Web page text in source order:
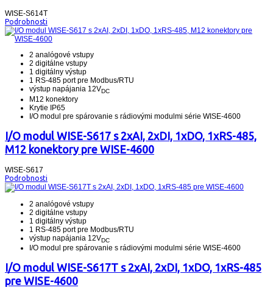
WISE-S614T
Podrobnosti
2 analógové vstupy
2 digitálne vstupy
1 digitálny výstup
1 RS-485 port pre Modbus/RTU
výstup napájania 12VDC
M12 konektory
Krytie IP65
I/O modul pre spárovanie s rádiovými modulmi série WISE-4600
I/O modul WISE-S617 s 2xAI, 2xDI, 1xDO, 1xRS-485,
M12 konektory pre WISE-4600
WISE-S617
Podrobnosti
2 analógové vstupy
2 digitálne vstupy
1 digitálny výstup
1 RS-485 port pre Modbus/RTU
výstup napájania 12VDC
I/O modul pre spárovanie s rádiovými modulmi série WISE-4600
I/O modul WISE-S617T s 2xAI, 2xDI, 1xDO, 1xRS-485
pre WISE-4600